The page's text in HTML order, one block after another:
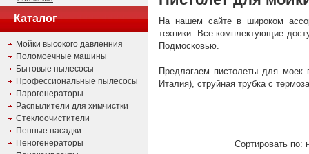
Каталог
Мойки высокого давленния
Поломоечные машины
Бытовые пылесосы
Профессиональные пылесосы
Парогенераторы
Распылители для химчистки
Стеклоочистители
Пенные насадки
Пеногенераторы
На нашем сайте в широком
техники. Все комплектующие
Подмосковью.
Предлагаем пистолеты для моек
Италия), струйная трубка с
Сортировать по: